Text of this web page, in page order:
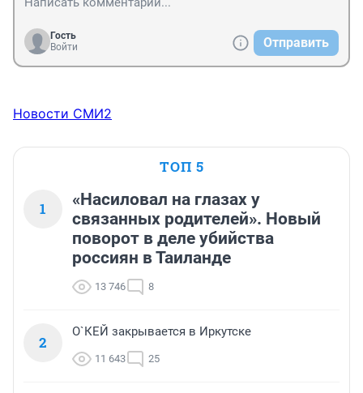
Гость
Войти
Отправить
Новости СМИ2
ТОП 5
1
«Насиловал на глазах у
связанных родителей». Новый
поворот в деле убийства
россиян в Таиланде
13 746 8
2
О`КЕЙ закрывается в Иркутске
11 643 25